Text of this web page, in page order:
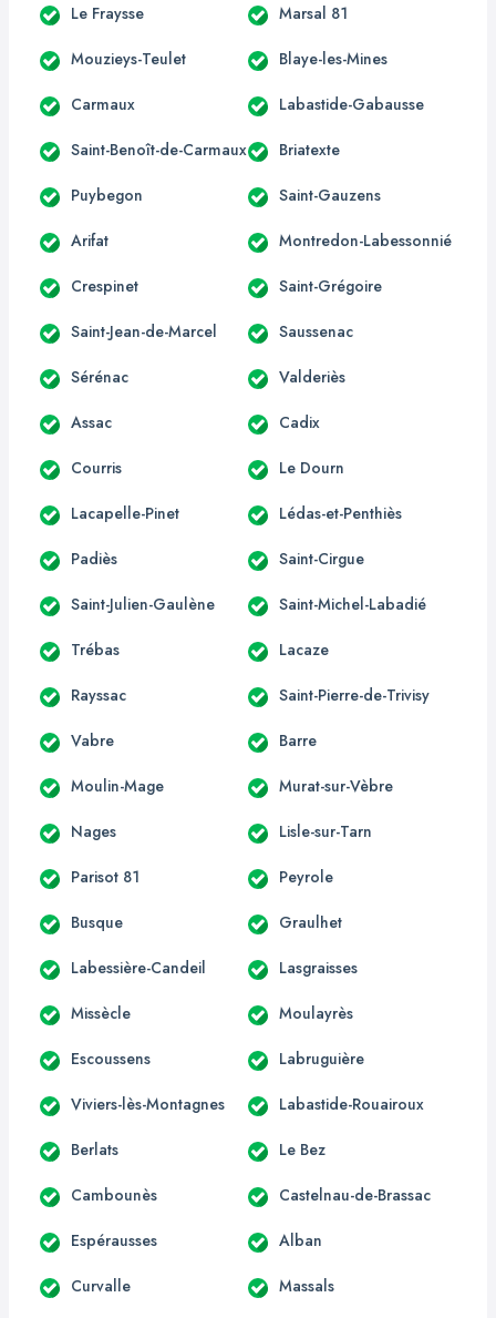
Le Fraysse Marsal 81
Mouzieys-Teulet Blaye-les-Mines
Carmaux Labastide-Gabausse
Saint-Benoît-de-Carmaux Briatexte
Puybegon Saint-Gauzens
Arifat Montredon-Labessonnié
Crespinet Saint-Grégoire
Saint-Jean-de-Marcel Saussenac
Sérénac Valderiès
Assac Cadix
Courris Le Dourn
Lacapelle-Pinet Lédas-et-Penthiès
Padiès Saint-Cirgue
Saint-Julien-Gaulène Saint-Michel-Labadié
Trébas Lacaze
Rayssac Saint-Pierre-de-Trivisy
Vabre Barre
Moulin-Mage Murat-sur-Vèbre
Nages Lisle-sur-Tarn
Parisot 81 Peyrole
Busque Graulhet
Labessière-Candeil Lasgraisses
Missècle Moulayrès
Escoussens Labruguière
Viviers-lès-Montagnes Labastide-Rouairoux
Berlats Le Bez
Cambounès Castelnau-de-Brassac
Espérausses Alban
Curvalle Massals